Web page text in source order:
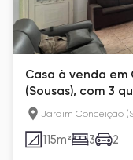
Casa à venda em
(Sousas), com 3
Jardim Conceição
115m² 3 2